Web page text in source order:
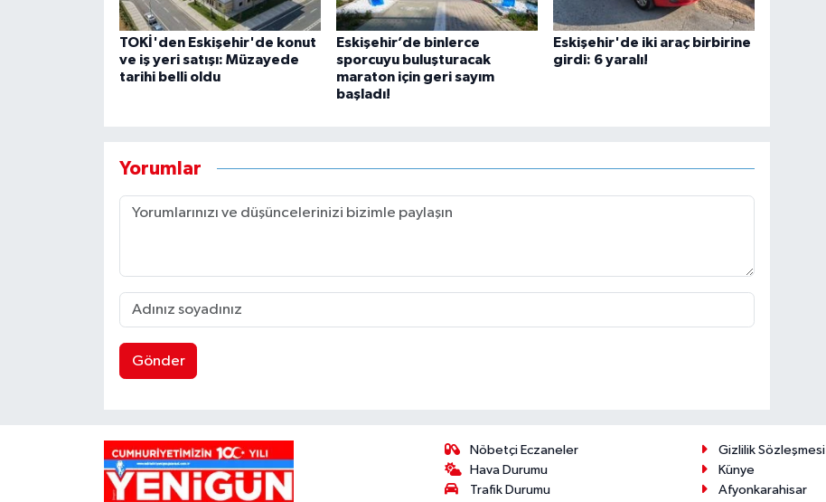
TOKİ'den Eskişehir'de konut
ve iş yeri satışı: Müzayede
tarihi belli oldu
Eskişehir’de binlerce
sporcuyu buluşturacak
maraton için geri sayım
başladı!
Eskişehir'de iki araç birbirine
girdi: 6 yaralı!
Yorumlar
Gönder
Nöbetçi Eczaneler
Hava Durumu
Trafik Durumu
Gizlilik Sözleşmesi
Künye
Afyonkarahisar